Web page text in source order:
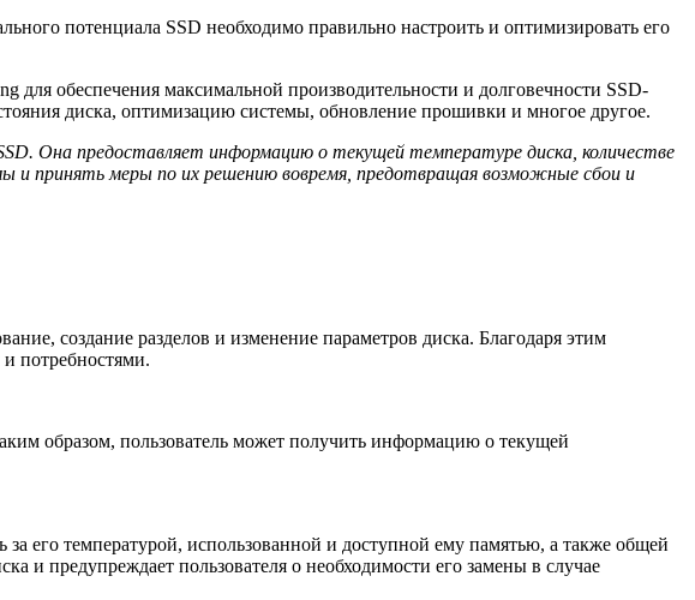
потенциала SSD необходимо правильно настроить и оптимизировать его
для обеспечения максимальной производительности и долговечности SSD-
диска, оптимизацию системы, обновление прошивки и многое другое.
Она предоставляет информацию о текущей температуре диска, количестве
и принять меры по их решению вовремя, предотвращая возможные сбои и
создание разделов и изменение параметров диска. Благодаря этим
и потребностями.
образом, пользователь может получить информацию о текущей
его температурой, использованной и доступной ему памятью, а также общей
и предупреждает пользователя о необходимости его замены в случае